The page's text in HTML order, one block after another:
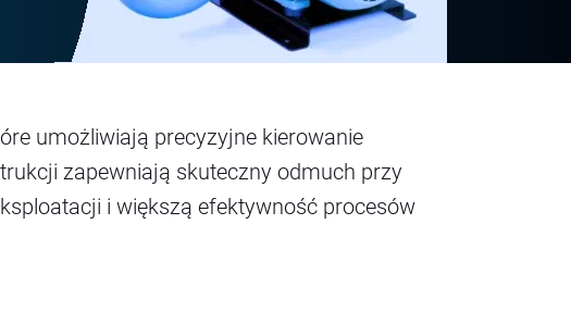
umożliwiają precyzyjne kierowanie
zapewniają skuteczny odmuch przy
i większą efektywność procesów